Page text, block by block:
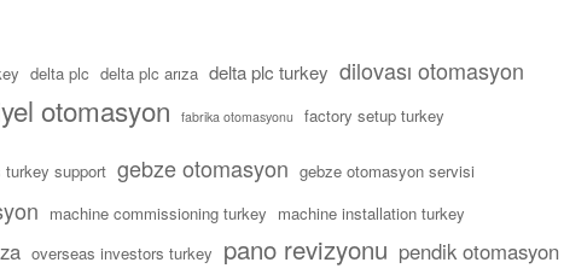
delta plc delta plc arıza delta plc turkey dilovası otomasyon
otomasyon fabrika otomasyonu factory setup turkey
turkey support gebze otomasyon gebze otomasyon servisi
machine commissioning turkey machine installation turkey
overseas investors turkey pano revizyonu pendik otomasyon